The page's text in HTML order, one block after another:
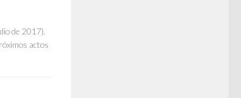
de 2017).
actos